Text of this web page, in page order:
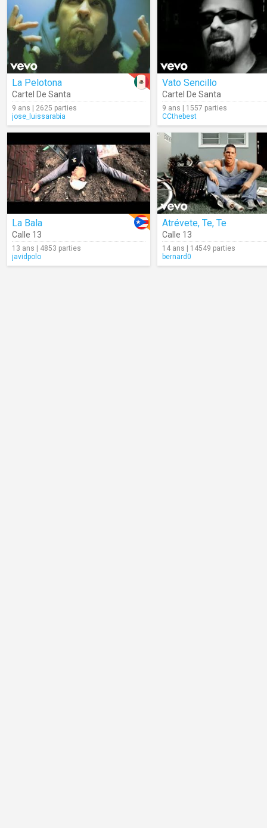
La Pelotona
Cartel De Santa
9 ans | 2625 parties
jose_luissarabia
Vato Sencillo
Cartel De Santa
9 ans | 1557 parties
CCthebest
La Bala
Calle 13
13 ans | 4853 parties
javidpolo
Atrévete, Te, Te
Calle 13
14 ans | 14549 parties
bernard0